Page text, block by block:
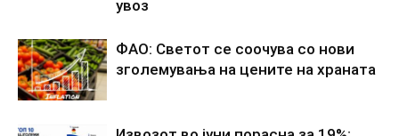
увоз
ФАО: Светот се соочува со нови
зголемувања на цените на храната